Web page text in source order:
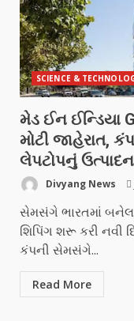
SCIENCE &
મેડ ઈન ઈન્ડિયા
મોટી જાહેરાત,
લેપટોપનું ઉત્પાદન
Divyang News
સેમસંગે ભારતમાં બનેલા
શિપિંગ શરૂ કરી નવી
કંપની સેમસંગે...
Read More